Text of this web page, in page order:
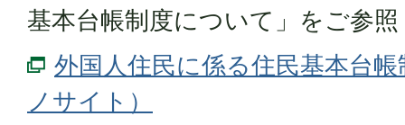
基本台帳制度について」をご参
外国人住民に係る住民基本台
ノサイト）